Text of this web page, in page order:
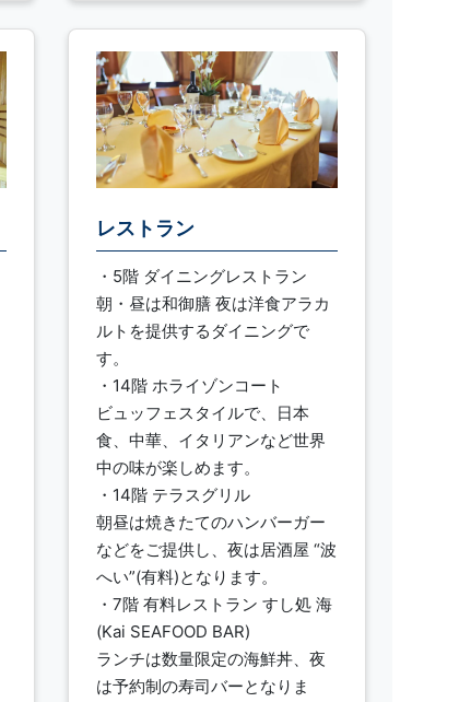
レストラン
・5階 ダイニングレストラン
朝・昼は和御膳 夜は洋食アラカ
ルトを提供するダイニングで
す。
・14階 ホライゾンコート
ビュッフェスタイルで、日本
食、中華、イタリアンなど世界
中の味が楽しめます。
・14階 テラスグリル
朝昼は焼きたてのハンバーガー
などをご提供し、夜は居酒屋 “波
へい”(有料)となります。
・7階 有料レストラン すし処 海
(Kai SEAFOOD BAR)
ランチは数量限定の海鮮丼、夜
は予約制の寿司バーとなりま